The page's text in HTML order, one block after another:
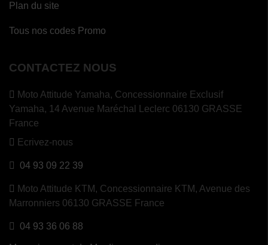
Plan du site
Tous nos codes Promo
CONTACTEZ NOUS
Moto Attitude Yamaha, Concessionnaire Exclusif
Yamaha, 14 Avenue Maréchal Leclerc 06130 GRASSE
France
Ecrivez-nous
04 93 09 22 39
Moto Attitude KTM, Concessionnaire KTM, Avenue des
Marronniers 06130 GRASSE France
04 93 36 06 88